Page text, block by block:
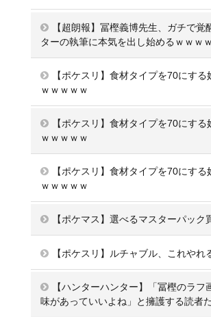
【超朗報】冨樫義博先生、ガチで覚
ターの執筆に本気を出し始めるｗｗｗｗ
【ポケスリ】食材タイプを70にす
ｗｗｗｗｗ
【ポケスリ】食材タイプを70にす
ｗｗｗｗｗ
【ポケスリ】食材タイプを70にす
ｗｗｗｗｗ
【ポケマス】選べるマスターパック
【ポケスリ】ルチャブル、これやれ
【ハンターハンター】「冨樫のラフ
味があっていいよね」と擁護する読者